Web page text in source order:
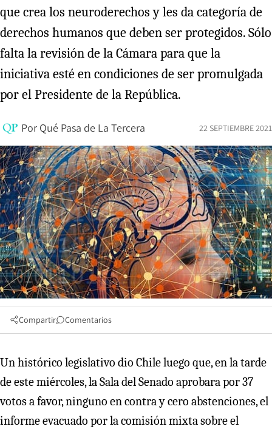
que crea los neuroderechos y les da categoría de
derechos humanos que deben ser protegidos. Sólo
falta la revisión de la Cámara para que la
iniciativa esté en condiciones de ser promulgada
por el Presidente de la República.
Por Qué Pasa de La Tercera 22 SEPTIEMBRE 2021
Compartir Comentarios
Un histórico legislativo dio Chile luego que, en la tarde
de este miércoles, la Sala del Senado aprobara por 37
votos a favor, ninguno en contra y cero abstenciones, el
informe evacuado por la comisión mixta sobre el